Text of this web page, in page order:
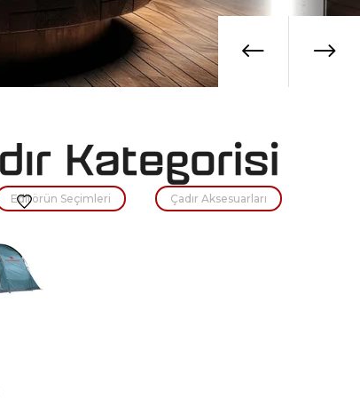
Editörün Seçimleri Çadır Aksesuarları